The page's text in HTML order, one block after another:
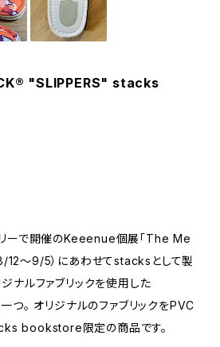
"SLIPPERS" stacks
ーで開催のKeeenue個展「The Me
～9/5）にあわせてstacksとして製
ナルファブリックを使用した
つ。 オリジナルのファブリックをPVC
bookstore限定の商品です。